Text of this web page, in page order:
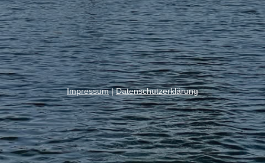
Impressum|Datenschutzerklärung